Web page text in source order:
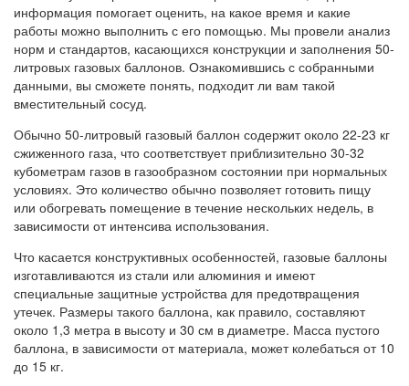
информация помогает оценить, на какое время и какие
работы можно выполнить с его помощью. Мы провели анализ
норм и стандартов, касающихся конструкции и заполнения 50-
литровых газовых баллонов. Ознакомившись с собранными
данными, вы сможете понять, подходит ли вам такой
вместительный сосуд.
Обычно 50-литровый газовый баллон содержит около 22-23 кг
сжиженного газа, что соответствует приблизительно 30-32
кубометрам газов в газообразном состоянии при нормальных
условиях. Это количество обычно позволяет готовить пищу
или обогревать помещение в течение нескольких недель, в
зависимости от интенсива использования.
Что касается конструктивных особенностей, газовые баллоны
изготавливаются из стали или алюминия и имеют
специальные защитные устройства для предотвращения
утечек. Размеры такого баллона, как правило, составляют
около 1,3 метра в высоту и 30 см в диаметре. Масса пустого
баллона, в зависимости от материала, может колебаться от 10
до 15 кг.